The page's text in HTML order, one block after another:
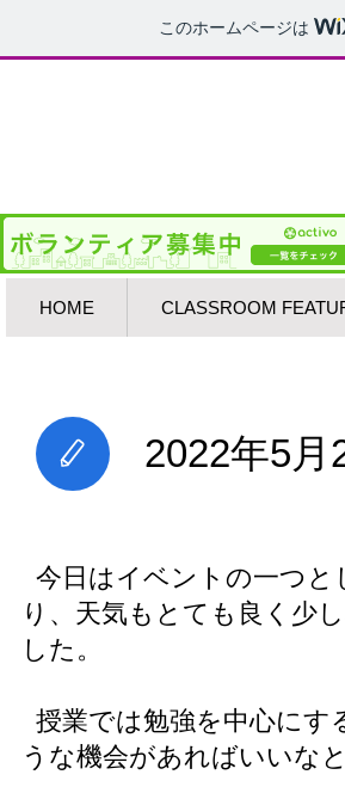
このホームページは
HOME CLASSROOM
2022年5月
今日はイベントの一つと
り、天気もとても良く少
した。
授業では勉強を中心に
うな機会があればいいな